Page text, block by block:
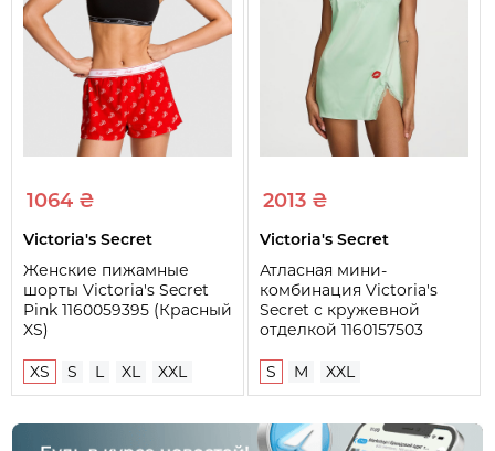
1064 ₴
Victoria's Secret
Женские пижамные
шорты Victoria's Secret
Pink 1160059395 (Красный
XS)
XS S L XL XXL
2013 ₴
Victoria's Secret
Атласная мини-
комбинация Victoria's
Secret с кружевной
отделкой 1160157503
S
M XXL